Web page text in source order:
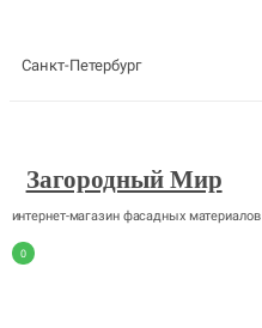
Санкт-Петербург
Загородный Мир
интернет-магазин фасадных материалов
0